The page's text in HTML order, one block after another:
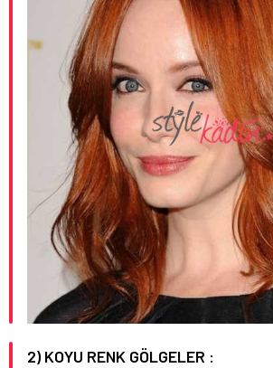
2) KOYU RENK GÖLGELER :